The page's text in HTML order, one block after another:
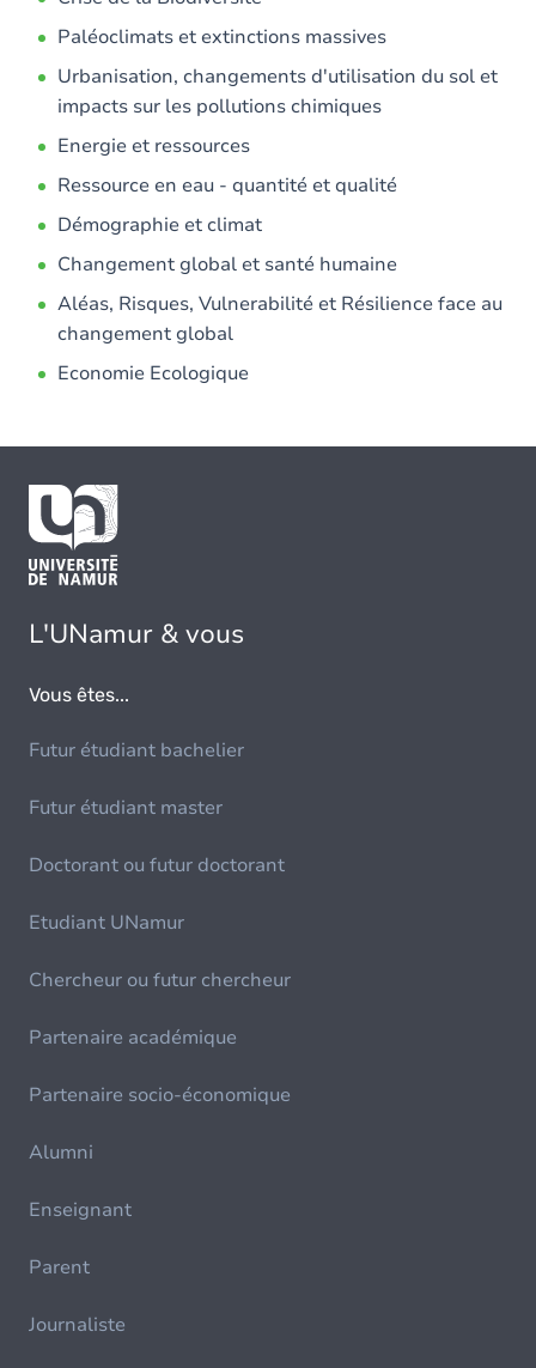
Paléoclimats et extinctions massives
Urbanisation, changements d'utilisation du sol et
impacts sur les pollutions chimiques
Energie et ressources
Ressource en eau - quantité et qualité
Démographie et climat
Changement global et santé humaine
Aléas, Risques, Vulnerabilité et Résilience face au
changement global
Economie Ecologique
L'UNamur & vous
Vous êtes...
Futur étudiant bachelier
Futur étudiant master
Doctorant ou futur doctorant
Etudiant UNamur
Chercheur ou futur chercheur
Partenaire académique
Partenaire socio-économique
Alumni
Enseignant
Parent
Journaliste